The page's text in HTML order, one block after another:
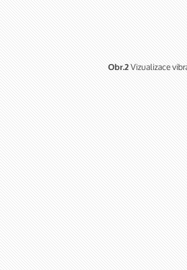
Obr.2Vizualizace